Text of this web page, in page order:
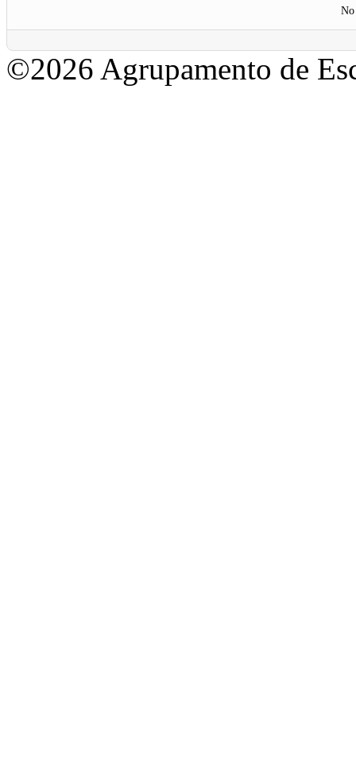
No
©2026 Agrupamento de